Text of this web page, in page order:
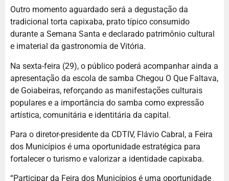
Outro momento aguardado será a degustação da
tradicional torta capixaba, prato típico consumido
durante a Semana Santa e declarado patrimônio cultural
e imaterial da gastronomia de Vitória.
Na sexta-feira (29), o público poderá acompanhar ainda a
apresentação da escola de samba Chegou O Que Faltava,
de Goiabeiras, reforçando as manifestações culturais
populares e a importância do samba como expressão
artística, comunitária e identitária da capital.
Para o diretor-presidente da CDTIV, Flávio Cabral, a Feira
dos Municípios é uma oportunidade estratégica para
fortalecer o turismo e valorizar a identidade capixaba.
“Participar da Feira dos Municípios é uma oportunidade